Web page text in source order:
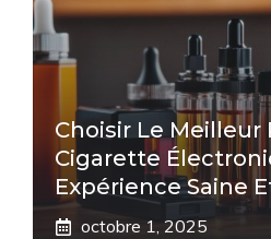
Choisir Le Meilleur
Cigarette
Expérience Saine
octobre 1, 2025